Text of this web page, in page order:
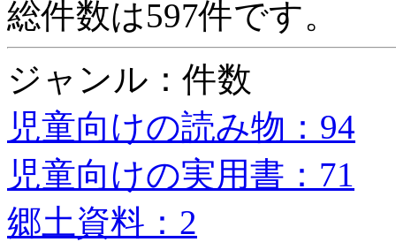
総件数は597件です。
ジャンル：件数
児童向けの読み物：94
児童向けの実用書：71
郷土資料：2